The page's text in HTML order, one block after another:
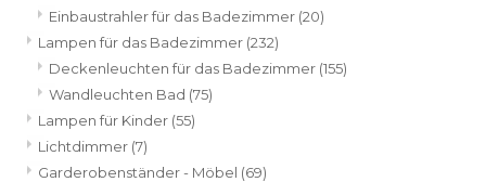
Einbaustrahler für das Badezimmer (20)
Lampen für das Badezimmer (232)
Deckenleuchten für das Badezimmer (155)
Wandleuchten Bad (75)
Lampen für Kinder (55)
Lichtdimmer (7)
Garderobenständer - Möbel (69)